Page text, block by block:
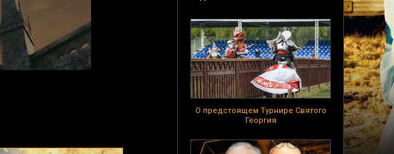
О предстоящем Турнире Святого
Георгия